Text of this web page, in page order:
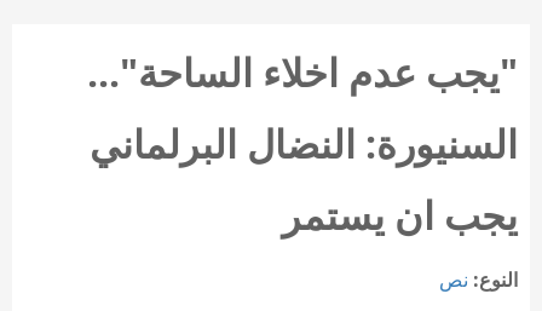
"يجب عدم اخلاء الساحة"...
السنيورة: النضال البرلماني
يجب ان يستمر
النوع: نص